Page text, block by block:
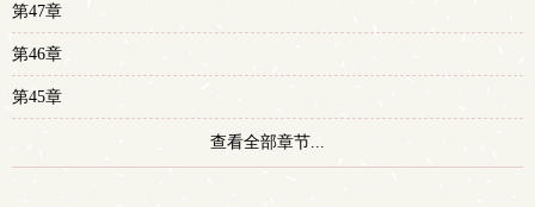
第47章
第46章
第45章
查看全部章节...